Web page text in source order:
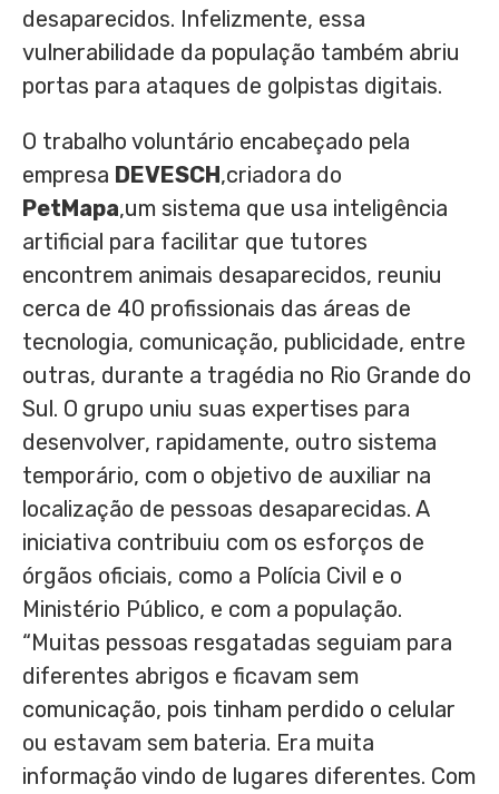
desaparecidos. Infelizmente, essa
vulnerabilidade da população também abriu
portas para ataques de golpistas digitais.
O trabalho voluntário encabeçado pela
empresa DEVESCH,criadora do
PetMapa,um sistema que usa inteligência
artificial para facilitar que tutores
encontrem animais desaparecidos, reuniu
cerca de 40 profissionais das áreas de
tecnologia, comunicação, publicidade, entre
outras, durante a tragédia no Rio Grande do
Sul. O grupo uniu suas expertises para
desenvolver, rapidamente, outro sistema
temporário, com o objetivo de auxiliar na
localização de pessoas desaparecidas. A
iniciativa contribuiu com os esforços de
órgãos oficiais, como a Polícia Civil e o
Ministério Público, e com a população.
“Muitas pessoas resgatadas seguiam para
diferentes abrigos e ficavam sem
comunicação, pois tinham perdido o celular
ou estavam sem bateria. Era muita
informação vindo de lugares diferentes. Com